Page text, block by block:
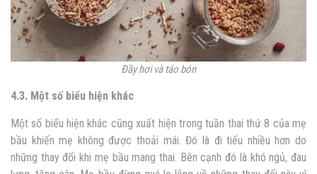
Đầy hơi và táo bón
4.3. Một số biểu hiện khác
Một số biểu hiện khác cũng xuất hiện trong tuần thai thứ 8 của mẹ
bầu khiến mẹ không được thoải mái. Đó là đi tiểu nhiều hơn do
những thay đổi khi mẹ bầu mang thai. Bên cạnh đó là khó ngủ, đau